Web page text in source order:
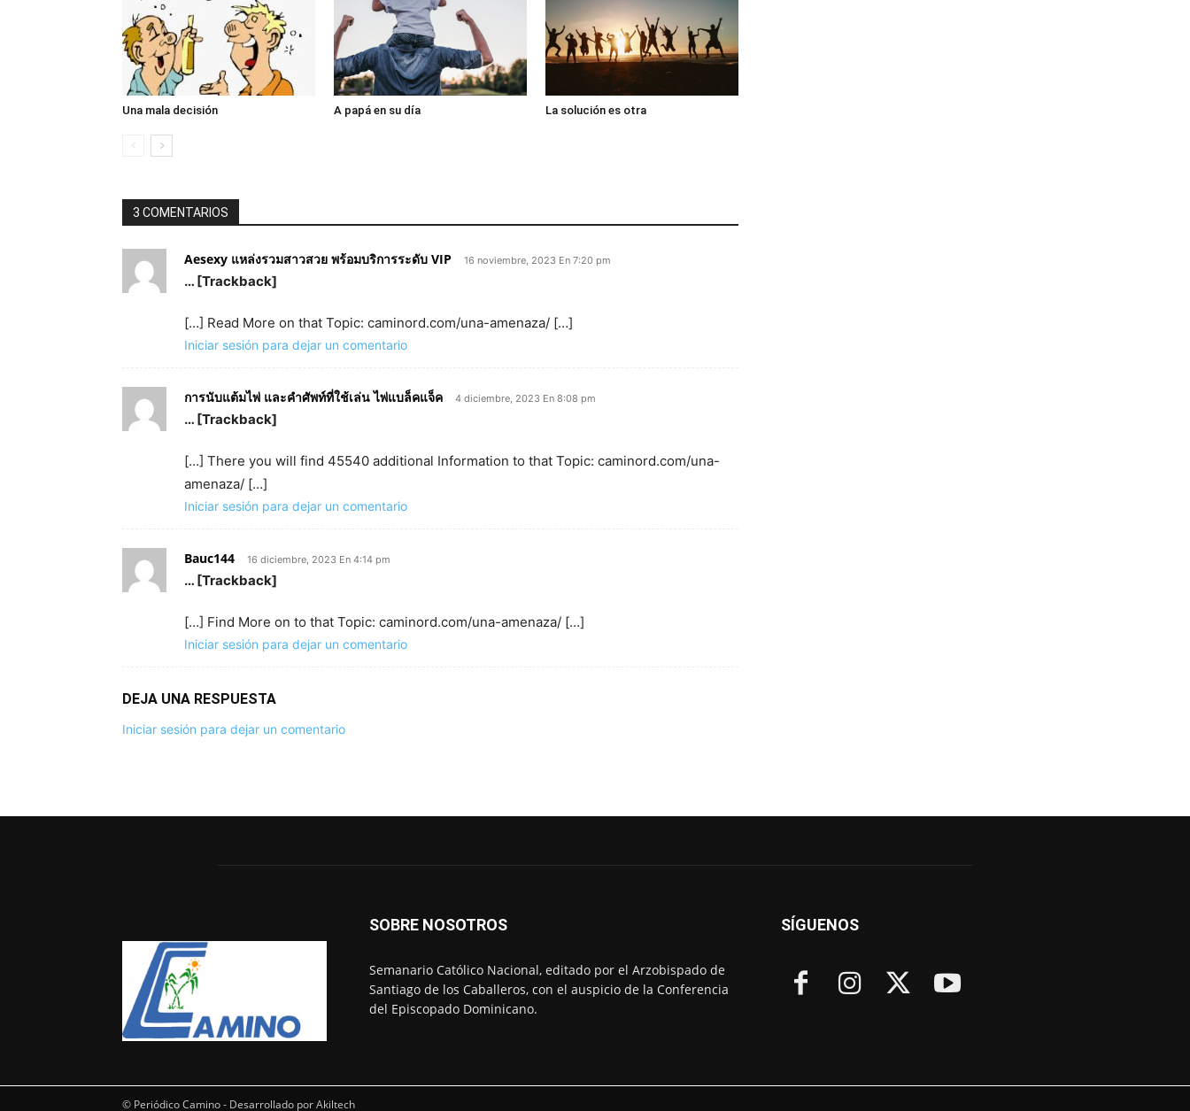
Una mala decisión A papá en su día La solución es otra
3 COMENTARIOS
Aesexy แหล่งรวมสาวสวย พร้อมบริการระดับ VIP 16 noviembre, 2023 En 7:20 pm
… [Trackback]
[…] Read More on that Topic: caminord.com/una-amenaza/ […]
Iniciar sesión para dejar un comentario
การนับแต้มไพ่ และคำศัพท์ที่ใช้เล่น ไพ่แบล็คแจ็ค 4 diciembre, 2023 En 8:08 pm
… [Trackback]
[…] There you will find 45540 additional Information to that Topic: caminord.com/una-
amenaza/ […]
Iniciar sesión para dejar un comentario
Bauc144 16 diciembre, 2023 En 4:14 pm
… [Trackback]
[…] Find More on to that Topic: caminord.com/una-amenaza/ […]
Iniciar sesión para dejar un comentario
DEJA UNA RESPUESTA
Iniciar sesión para dejar un comentario
SOBRE NOSOTROS
Semanario Católico Nacional, editado por el Arzobispado de
Santiago de los Caballeros, con el auspicio de la Conferencia
del Episcopado Dominicano.
SÍGUENOS
© Periódico Camino - Desarrollado por Akiltech